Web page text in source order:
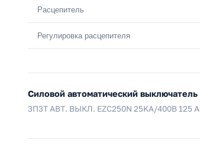
Расцепитель
Регулировка расцепителя
Силовой автоматический выключатель
3П3Т АВТ. ВЫКЛ. EZC250N 25KA/400В 125 A